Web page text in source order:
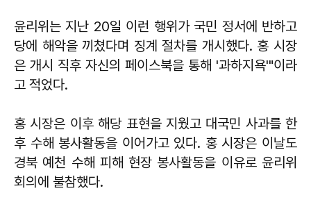
윤리위는 지난 20일 이런 행위가 국민 정서에 반하고
당에 해악을 끼쳤다며 징계 절차를 개시했다. 홍 시장
은 개시 직후 자신의 페이스북을 통해 '과하지욕'"이라
고 적었다.
홍 시장은 이후 해당 표현을 지웠고 대국민 사과를 한
후 수해 봉사활동을 이어가고 있다. 홍 시장은 이날도
경북 예천 수해 피해 현장 봉사활동을 이유로 윤리위
회의에 불참했다.